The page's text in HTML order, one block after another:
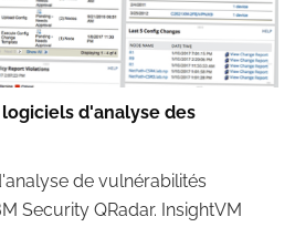
d'analyse des
de vulnérabilités
Security QRadar. InsightVM